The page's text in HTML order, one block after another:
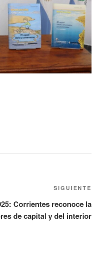
SIGUIENTE
Corrientes reconoce la
de capital y del interior